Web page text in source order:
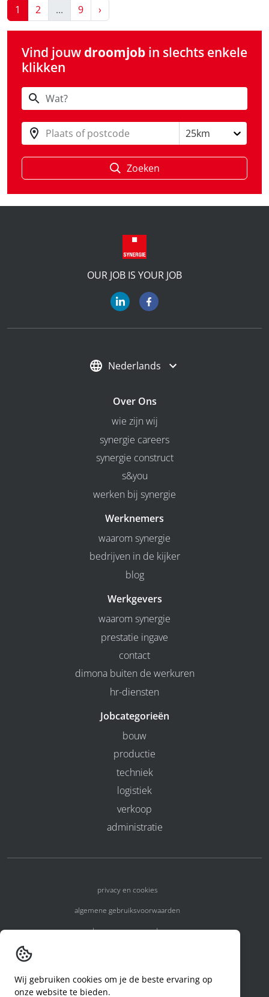
1 2 ... 9 ›
Vind jouw droomjob in slechts enkele
klikken
Plaats of postcode 25km
Zoeken
OUR JOB IS YOUR JOB
Nederlands
Over Ons
wie zijn wij
synergie careers
synergie construct
s&you
werken bij synergie
Werknemers
waarom synergie
bedrijven in de kijker
blog
Werkgevers
waarom synergie
prestatie ingave
contact
dimona buiten de werkuren
hr-diensten
Jobcategorieën
bouw
productie
techniek
logistiek
verkoop
administratie
privacy en cookies
algemene gebruiksvoorwaarden
algemene voorwaarden
code of conduct
Wij gebruiken cookies om je de beste ervaring op
onze website te bieden.